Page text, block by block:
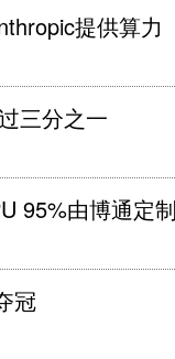
提供算力
三分之一
95%由博通定
冠